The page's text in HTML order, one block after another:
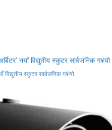
विद्युतीय स्कुटर सार्वजनिक ग¥यो